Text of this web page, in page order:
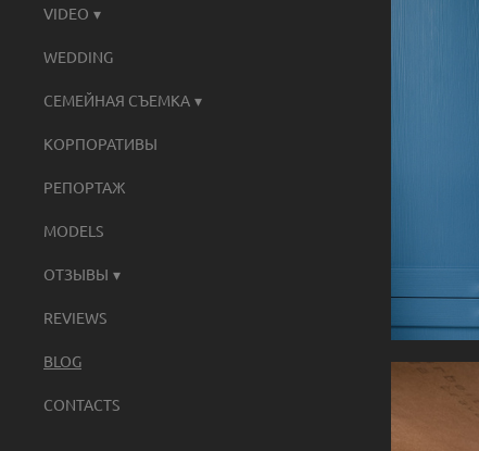
VIDEO
WEDDING
СЕМЕЙНАЯ СЪЕМКА
КОРПОРАТИВЫ
РЕПОРТАЖ
MODELS
ОТЗЫВЫ
REVIEWS
BLOG
CONTACTS